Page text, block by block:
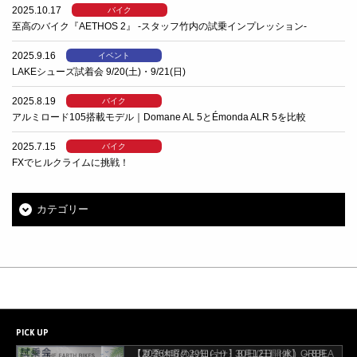
2025.10.17 バイク
至高のバイク『AETHOS 2』 -スタッフ竹内の試乗インプレッション-
2025.9.16 イベント
LAKEシューズ試着会 9/20(土)・9/21(日)
2025.8.19 バイク
アルミロード105搭載モデル｜Domane AL 5とÉmonda ALR 5を比較
2025.7.15 バイク
FXでヒルクライムに挑戦！
カテゴリー
PICK UP
【2026年8月29日(土)・30日(日)開催】ORBEA